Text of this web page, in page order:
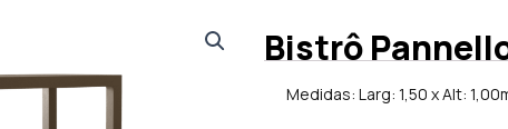
Bistrô
Medidas: Larg: 1,50 x Alt: